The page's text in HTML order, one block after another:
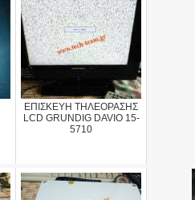
ΕΠΙΣΚΕΥΗ ΤΗΛΕΟΡΑΣΗΣ
LCD GRUNDIG DAVIO 15-
5710